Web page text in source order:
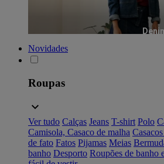
Novidades
Roupas
Ver tudo Calças Jeans T-shirt Polo
Camisola, Casaco de malha
de fato Fatos Pijamas Meias
banho Desporto Roupões de banho